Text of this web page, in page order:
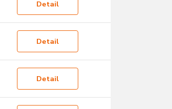
Detail
Detail
Detail